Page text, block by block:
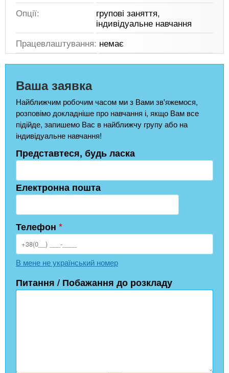
Опції:
групові заняття,
індивідуальне навчання
Працевлаштування: немає
Ваша заявка
Найближчим робочим часом ми з Вами зв'яжемося,
розповімо докладніше про навчання і, якщо Вам все
підійде, запишемо Вас в найближчу групу або на
індивідуальне навчання!
Представтеся, будь ласка
Електронна пошта
Телефон *
В мене не український номер
Питання / Побажання до розкладу